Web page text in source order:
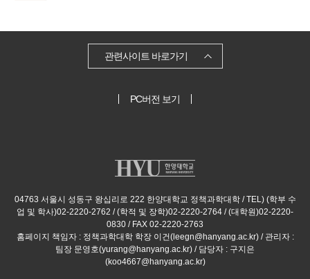
관련사이트 바로가기
PC버전 보기
04763 서울시 성동구 왕십리로 222 한양대학교 정책과학대학 / TEL) (학부 수
업 및 학사)02-2220-2762 / (학적 및 장학)02-2220-2764 / (대학원)02-2220-
0830 / FAX 02-2220-2763
홈페이지 책임자 : 정책과학대학 학장 이건(leegn@hanyang.ac.kr) / 관리자 :
팀장 문영호(yurang@hanyang.ac.kr) / 담당자 : 구지은
(koo4667@hanyang.ac.kr)